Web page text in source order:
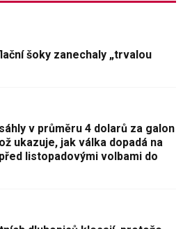
šoky zanechaly „trvalou
v průměru 4 dolarů za galon
ukazuje, jak válka dopadá na
listopadovými volbami do